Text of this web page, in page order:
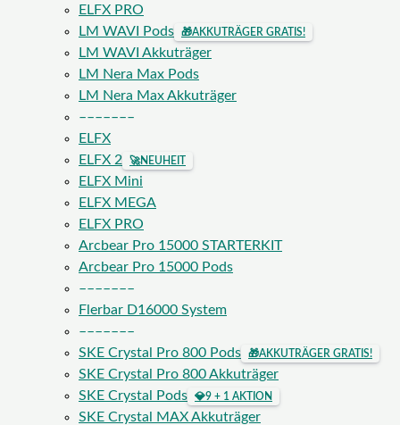
ELFX PRO
LM WAVI Pods
🎁AKKUTRÄGER GRATIS!
LM WAVI Akkuträger
LM Nera Max Pods
LM Nera Max Akkuträger
–––––––
ELFX
ELFX 2
🚀NEUHEIT
ELFX Mini
ELFX MEGA
ELFX PRO
Arcbear Pro 15000 STARTERKIT
Arcbear Pro 15000 Pods
–––––––
Flerbar D16000 System
–––––––
SKE Crystal Pro 800 Pods
🎁AKKUTRÄGER GRATIS!
SKE Crystal Pro 800 Akkuträger
SKE Crystal Pods
💎9 + 1 AKTION
SKE Crystal MAX Akkuträger